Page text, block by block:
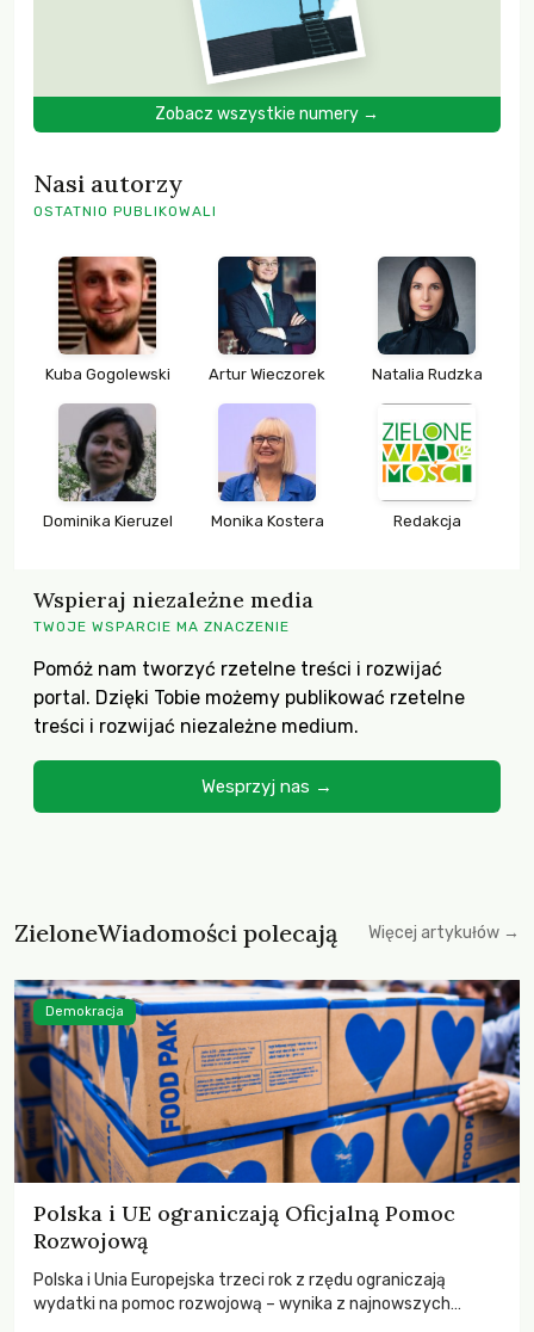
Zobacz wszystkie numery →
Nasi autorzy
OSTATNIO PUBLIKOWALI
Kuba Gogolewski Artur Wieczorek Natalia Rudzka
Dominika Kieruzel Monika Kostera Redakcja
Wspieraj niezależne media
TWOJE WSPARCIE MA ZNACZENIE
Pomóż nam tworzyć rzetelne treści i rozwijać
portal. Dzięki Tobie możemy publikować rzetelne
treści i rozwijać niezależne medium.
Wesprzyj nas →
ZieloneWiadomości polecają Więcej artykułów →
Polska i UE ograniczają Oficjalną Pomoc
Rozwojową
Polska i Unia Europejska trzeci rok z rzędu ograniczają
wydatki na pomoc rozwojową – wynika z najnowszych
Demokracja